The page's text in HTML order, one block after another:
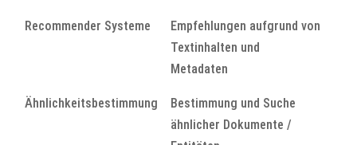
Recommender Systeme
Empfehlungen aufgrund von
Textinhalten und
Metadaten
Ähnlichkeitsbestimmung
Bestimmung und Suche
ähnlicher Dokumente /